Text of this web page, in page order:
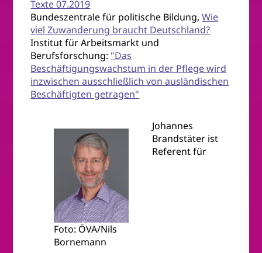
Texte 07.2019
Bundeszentrale für politische Bildung,Wie
viel Zuwanderung braucht Deutschland?
Institut für Arbeitsmarkt und
Berufsforschung: "Das
Beschäftigungswachstum in der Pflege wird
inzwischen ausschließlich von ausländischen
Beschäftigten getragen"
Foto: ÖVA/Nils
Bornemann
Johannes
Brandstäter ist
Referent für